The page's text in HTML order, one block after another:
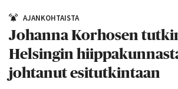
AJANKOHTAISTA
Johanna Korhosen
Helsingin
johtanut esitutkintaan